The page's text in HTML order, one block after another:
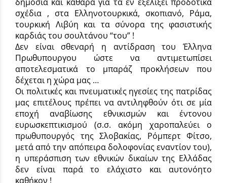
σχέδια , στα Ελληνοτουρκικά, σκοπιανό, Ράμα,
τουρκική Λιβύη και τα σύνορα της φασιστικής
καρδιάς του σουλτάνου “του” !
Δεν είναι σθεναρή η αντίδραση του Έλληνα
Πρωθυπουργου ώστε να αντιμετωπίσει
αποτελεσματικά το μπαράζ προκλήσεων που
δέχεται η χώρα μας …
Οι πολιτικές και πνευματικές ηγεσίες της πατρίδας
μας επιτέλους πρέπει να αντιληφθούν ότι σε μία
εποχή αναβίωσης εθνικισμών και έντονου
ευρωσκεπτικισμού (σ.σ. ακόμη χαροπαλεύει ο
πρωθυπουργός της Σλοβακίας, Ρόμπερτ Φίτσο,
μετά από την απόπειρα δολοφονίας εναντίον του),
η υπεράσπιση των εθνικών δικαίων της Ελλάδας
δεν είναι παρά το ελάχιστο και αυτονόητο
καθήκον !